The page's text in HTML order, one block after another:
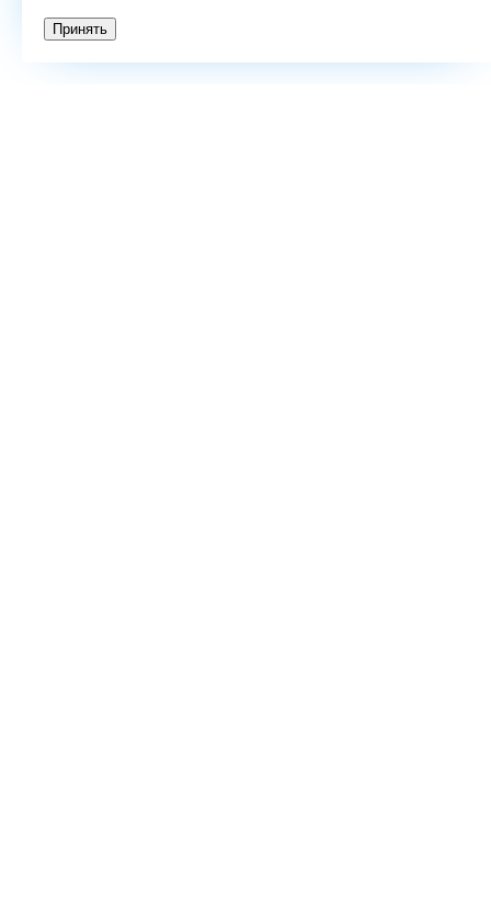
Принять